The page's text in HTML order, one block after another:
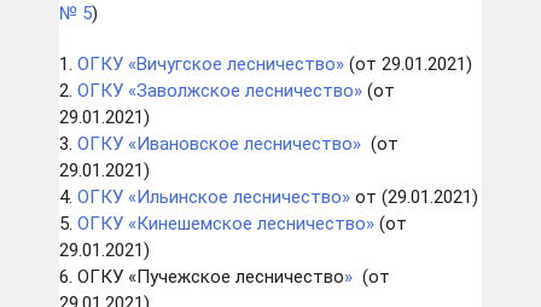
№ 5)
1. ОГКУ «Вичугское лесничество» (от 29.01.2021)
2. ОГКУ «Заволжское лесничество» (от
29.01.2021)
3. ОГКУ «Ивановское лесничество» (от
29.01.2021)
4. ОГКУ «Ильинское лесничество» от (29.01.2021)
5. ОГКУ «Кинешемское лесничество» (от
29.01.2021)
6. ОГКУ «Пучежское лесничество» (от